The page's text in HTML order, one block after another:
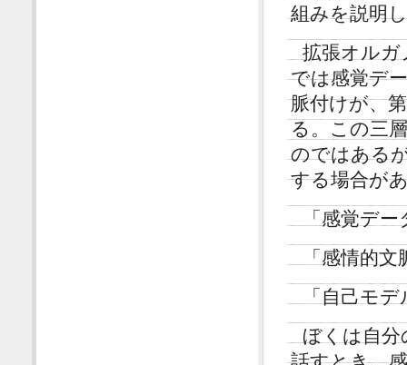
組みを説明
拡張オルガ
では感覚デ
脈付けが、
る。この三
のではある
する場合が
「感覚デ
「感情的
「自己モ
ぼくは自分